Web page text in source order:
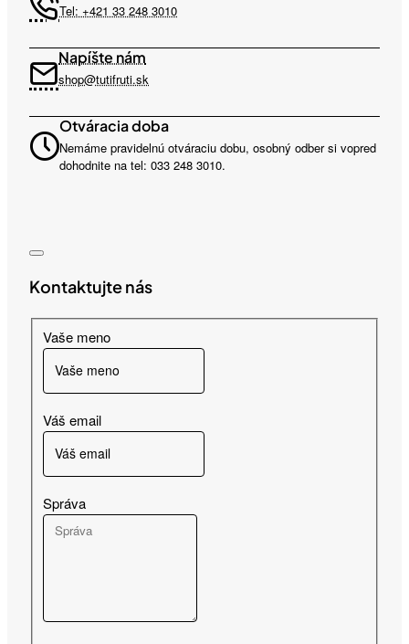
Tel: +421 33 248 3010
Napíšte nám
shop@tutifruti.sk
Otváracia doba
Nemáme pravidelnú otváraciu dobu, osobný odber si vopred
dohodnite na tel: 033 248 3010.
Kontaktujte nás
Vaše meno
Váš email
Správa